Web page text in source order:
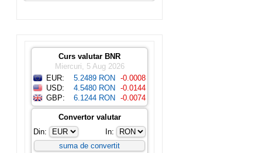
Curs valutar BNR
Miercuri, 5 Aug 2026
EUR:
5.2489 RON
-0.0008
USD:
4.5480 RON
-0.0144
GBP:
6.1244 RON -0.0074
Convertor valutar
Din:
In: